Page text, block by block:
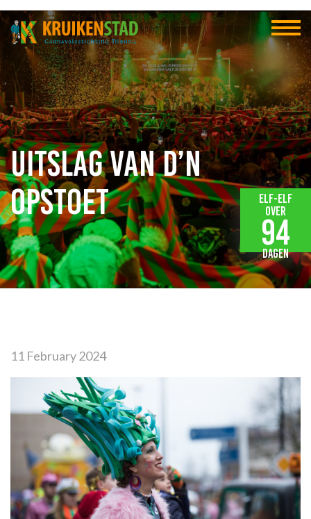
Uitslag van D’n
Opstoet
11 February 2024
Elf-elf
over
94
dagen